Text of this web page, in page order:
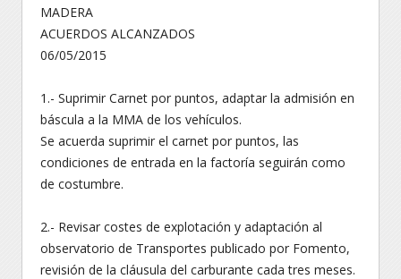
MADERA
ACUERDOS ALCANZADOS
06/05/2015
1.- Suprimir Carnet por puntos, adaptar la admisión en
báscula a la MMA de los vehículos.
Se acuerda suprimir el carnet por puntos, las
condiciones de entrada en la factoría seguirán como
de costumbre.
2.- Revisar costes de explotación y adaptación al
observatorio de Transportes publicado por Fomento,
revisión de la cláusula del carburante cada tres meses.